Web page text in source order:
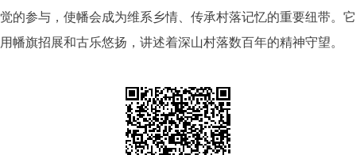
觉的参与，使幡会成为维系乡情、传承村落记忆的重要纽带。它
用幡旗招展和古乐悠扬，讲述着深山村落数百年的精神守望。